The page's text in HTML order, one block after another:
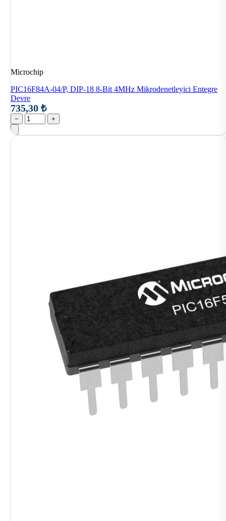
Microchip
PIC16F84A-04/P, DIP-18 8-Bit 4MHz Mikrodenetleyici Entegre
Devre
735,30 ₺
− +